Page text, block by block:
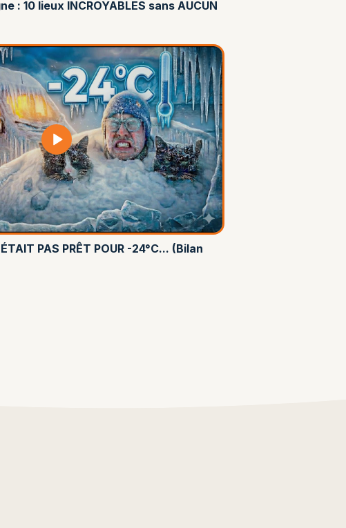
: 10 lieux INCROYABLES sans AUCUN
PAS PRÊT POUR -24°C... (Bilan